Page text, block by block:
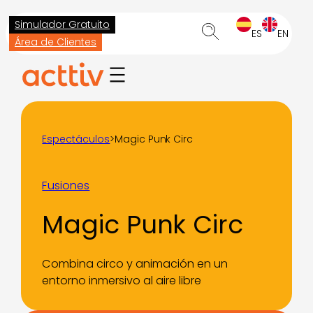
Saltar
al
contenido
Simulador Gratuito
Área de Clientes
ES EN
Espectáculos>Magic Punk Circ
Fusiones
Magic Punk Circ
Combina circo y animación en un
entorno inmersivo al aire libre